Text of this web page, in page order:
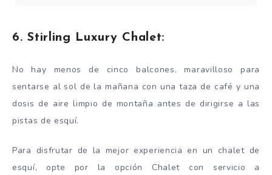
6. Stirling Luxury Chalet:
No hay menos de cinco balcones, maravilloso para
sentarse al sol de la mañana con una taza de café y una
dosis de aire limpio de montaña antes de dirigirse a las
pistas de esquí.
Para disfrutar de la mejor experiencia en un chalet de
esquí, opte por la opción Chalet con servicio a